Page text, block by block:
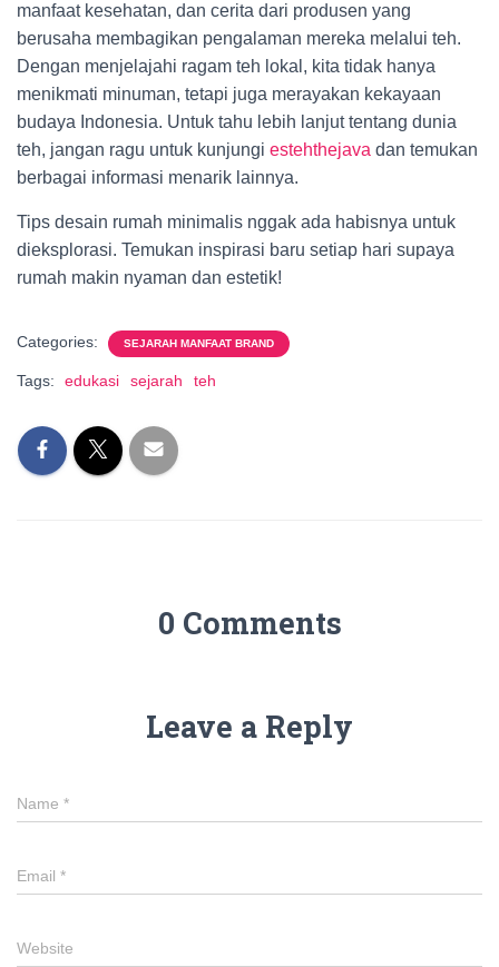
manfaat kesehatan, dan cerita dari produsen yang
berusaha membagikan pengalaman mereka melalui teh.
Dengan menjelajahi ragam teh lokal, kita tidak hanya
menikmati minuman, tetapi juga merayakan kekayaan
budaya Indonesia. Untuk tahu lebih lanjut tentang dunia
teh, jangan ragu untuk kunjungi estehthejava dan temukan
berbagai informasi menarik lainnya.
Tips desain rumah minimalis nggak ada habisnya untuk
dieksplorasi. Temukan inspirasi baru setiap hari supaya
rumah makin nyaman dan estetik!
Categories: SEJARAH MANFAAT BRAND
Tags: edukasi sejarah teh
0 Comments
Leave a Reply
Name *
Email *
Website